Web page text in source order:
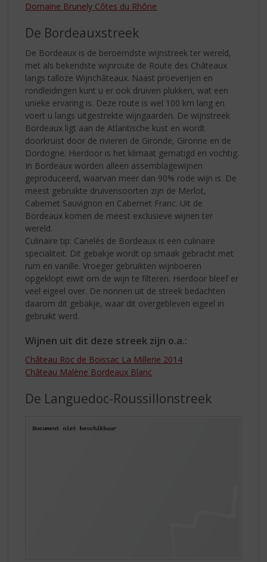
Domaine Brunely Côtes du Rhône
De Bordeauxstreek
De Bordeaux is de beroemdste wijnstreek ter wereld,
met als bekendste wijnroute de Route des Châteaux
langs talloze Wijnchâteaux. Naast proeverijen en
rondleidingen kunt u er ook druiven plukken, wat een
unieke ervaring is. Deze route is wel 100 km lang en
voert u langs uitgestrekte wijngaarden. De wijnstreek
Bordeaux ligt aan de Atlantische kust en wordt
doorkruist door de rivieren de Gironde, Gironne en de
Dordogne. Hierdoor is het klimaat gematigd en vochtig.
In Bordeaux worden alleen assemblagewijnen
geproduceerd, waarvan meer dan 90% rode wijn is. De
meest gebruikte druivensoorten zijn de Merlot,
Cabernet Sauvignon en Cabernet Franc. Uit de
Bordeaux komen de meest exclusieve wijnen ter
wereld.
Culinaire tip: Canelés de Bordeaux is een culinaire
specialiteit. Dit gebakje wordt op smaak gebracht met
rum en vanille. Vroeger gebruikten wijnboeren
opgeklopt eiwit om de wijn te filteren. Hierdoor bleef er
veel eigeel over. De nonnen uit de streek bedachten
daarom dit gebakje, waar dit overgebleven eigeel in
gebruikt werd.
Wijnen uit dit deze streek zijn o.a.:
Château Roc de Boissac La Millerie 2014
Château Malène Bordeaux Blanc
De Languedoc-Roussillonstreek